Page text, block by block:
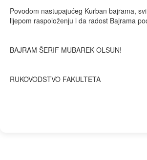
Povodom nastupajućeg Kurban bajrama,
lijepom raspoloženju i da radost Bajrama
BAJRAM ŠERIF MUBAREK OLSUN!
RUKOVODSTVO FAKULTETA